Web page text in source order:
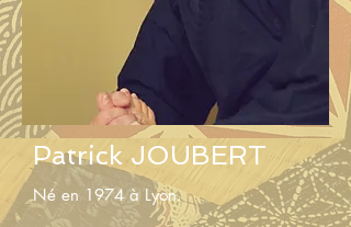
Patrick JOUBERT
Né en 1974 à Lyon.